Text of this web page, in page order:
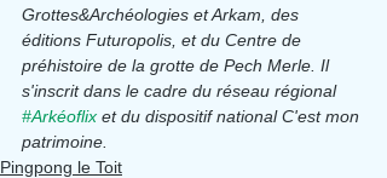
Grottes&Archéologies et Arkam, des
éditions Futuropolis, et du Centre de
préhistoire de la grotte de Pech Merle. Il
s'inscrit dans le cadre du réseau régional
#Arkéoflix et du dispositif national C'est mon
patrimoine.
Pingpong le Toit